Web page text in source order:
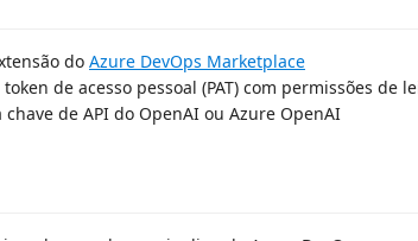
do Azure DevOps Marketplace
de acesso pessoal (PAT) com permissões de
chave de API do OpenAI ou Azure OpenAI